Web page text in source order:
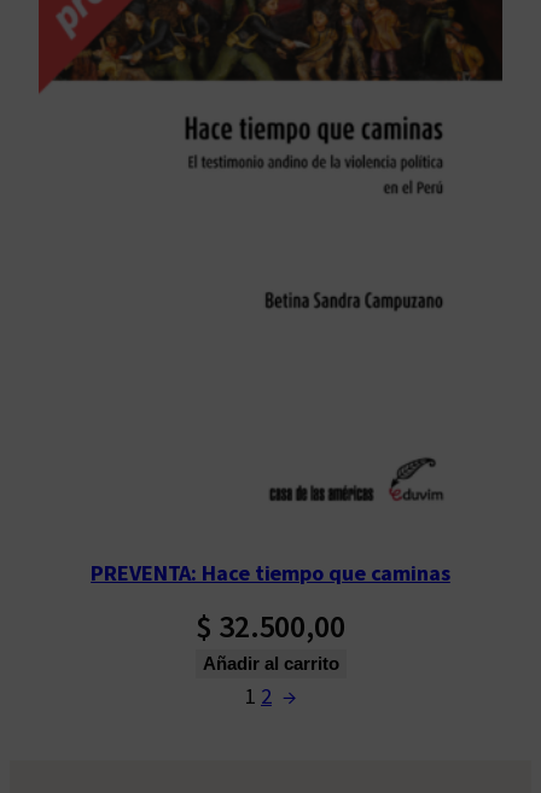
PREVENTA: Hace tiempo que caminas
$ 32.500,00
Añadir al carrito
1 2 →